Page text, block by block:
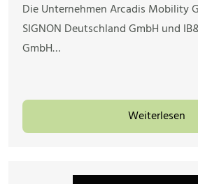
Die Unternehmen Arcadis Mobility
SIGNON Deutschland GmbH und
GmbH…
Weiterlesen